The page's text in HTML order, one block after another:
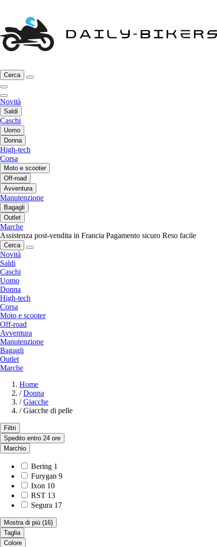
Cerca
Novità
Saldi
Caschi
Uomo
Donna
High-tech
Corsa
Moto e scooter
Off-road
Avventura
Manutenzione
Bagagli
Outlet
Marche
Assistenza post-vendita in Francia Pagamento sicuro Reso facile
Cerca
Novità
Saldi
Caschi
Uomo
Donna
High-tech
Corsa
Moto e scooter
Off-road
Avventura
Manutenzione
Bagagli
Outlet
Marche
Home
/ Donna
/ Giacche
/ Giacche di pelle
Filtri
Spedito entro 24 ore
Marchio
Bering 1
Furygan 9
Ixon 10
RST 13
Segura 17
Mostra di più (16)
Taglia
Colore